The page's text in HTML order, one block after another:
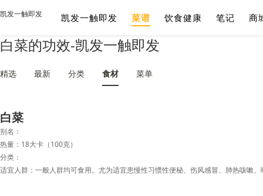
白菜的功效-凯发一触即发
凯发一触即发 凯发一触即发 菜谱 饮食健康 笔记 商
精选 最新 分类 食材 菜单
白菜
别名：
热量：18大卡（100克）
分类：